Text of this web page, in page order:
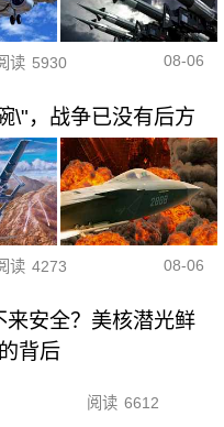
读 5930 08-06
\"，战争已没有后方
读 4273 08-06
来安全？美核潜光鲜
背后
阅读 6612